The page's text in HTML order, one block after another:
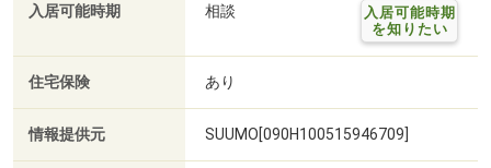
入居可能時期 相談
入居可能時期
を知りたい
住宅保険 あり
情報提供元 SUUMO[090H100515946709]